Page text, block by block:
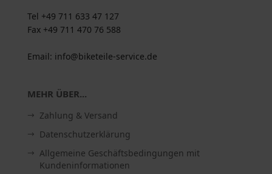
Tel +49 711 633 47 127
Fax +49 711 470 76 588
Email: info@biketeile-service.de
MEHR ÜBER...
Zahlung & Versand
Datenschutzerklärung
Allgemeine Geschäftsbedingungen mit
Kundeninformationen